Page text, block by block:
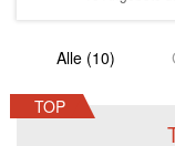
Alle (10)
TOP